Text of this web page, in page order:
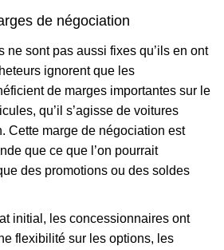
de négociation
ne sont pas aussi fixes qu’ils en ont
ignorent que les
de marges importantes sur le
qu’il s’agisse de voitures
Cette marge de négociation est
que ce que l’on pourrait
des promotions ou des soldes
initial, les concessionnaires ont
flexibilité sur les options, les